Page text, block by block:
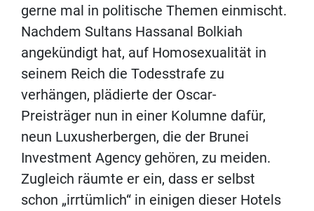
gerne mal in politische Themen einmischt.
Nachdem Sultans Hassanal Bolkiah
angekündigt hat, auf Homosexualität in
seinem Reich die Todesstrafe zu
verhängen, plädierte der Oscar-
Preisträger nun in einer Kolumne dafür,
neun Luxusherbergen, die der Brunei
Investment Agency gehören, zu meiden.
Zugleich räumte er ein, dass er selbst
schon „irrtümlich“ in einigen dieser Hotels